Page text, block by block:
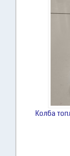
Колба